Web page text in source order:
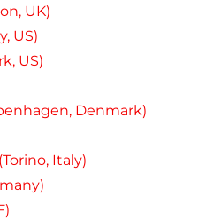
UK)
US)
US)
Denmark)
Italy)